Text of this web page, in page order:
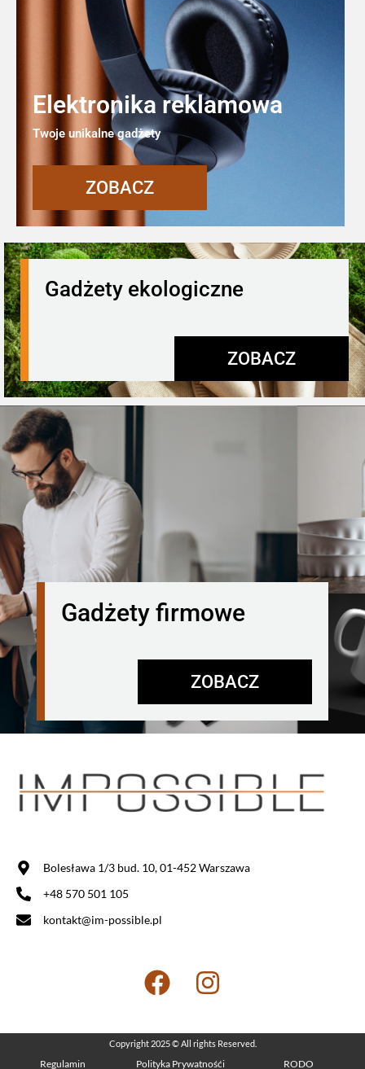
Elektronika reklamowa
Twoje unikalne gadżety
ZOBACZ
Gadżety ekologiczne
ZOBACZ
Gadżety firmowe
ZOBACZ
Bolesława 1/3 bud. 10, 01-452 Warszawa
+48 570 501 105
kontakt@im-possible.pl
Copyright 2025 © All rights Reserved.
Regulamin Polityka Prywatnośći RODO